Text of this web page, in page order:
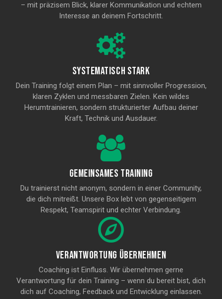
– mit präzisem Blick, klarer Kommunikation und echtem
Interesse an deinem Fortschritt.
Systematisch stark
Dein Training folgt einem Plan – mit sinnvoller Progression,
klaren Zyklen und messbaren Zielen. Kein wildes
Herumtrainieren, sondern strukturierter Aufbau deiner
Kraft, Technik und Ausdauer.
Gemeinsames Training
Du trainierst nicht anonym, sondern in einer Community,
die dich mitreißt. Unsere Box lebt von gegenseitigem
Respekt, Teamspirit und echter Verbindung.
Verantwortung übernehmen
Coaching ist Einfluss. Wir übernehmen gerne
Verantwortung für dein Training – wenn du bereit bist, dich
dich auf Coaching, Feedback und Entwicklung einlassen.